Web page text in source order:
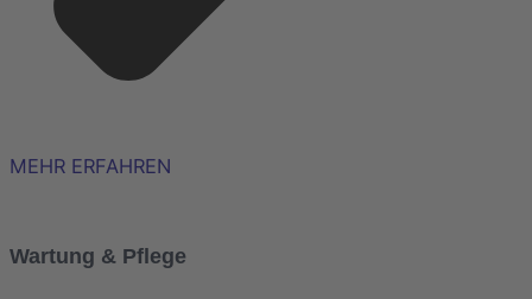
MEHR ERFAHREN
Wartung & Pflege